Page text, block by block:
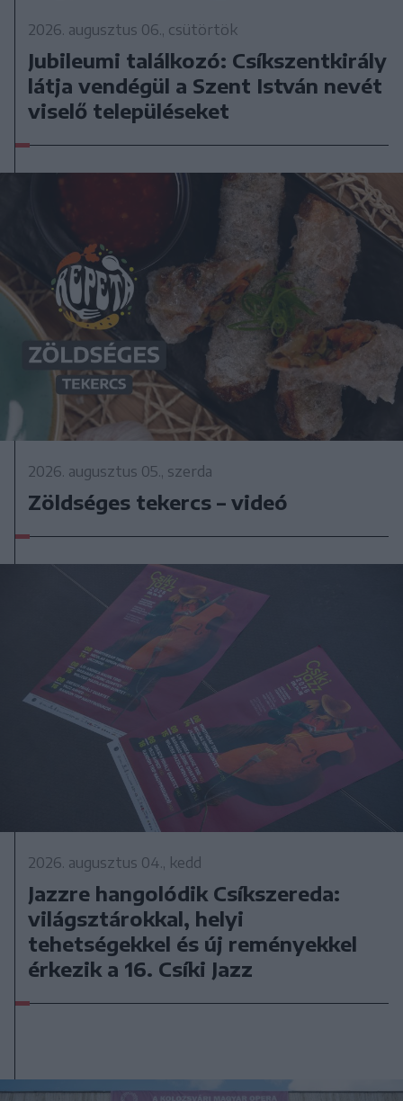
2026. augusztus 06., csütörtök
Jubileumi találkozó: Csíkszentkirály
látja vendégül a Szent István nevét
viselő településeket
2026. augusztus 05., szerda
Zöldséges tekercs – videó
2026. augusztus 04., kedd
Jazzre hangolódik Csíkszereda:
világsztárokkal, helyi
tehetségekkel és új reményekkel
érkezik a 16. Csíki Jazz